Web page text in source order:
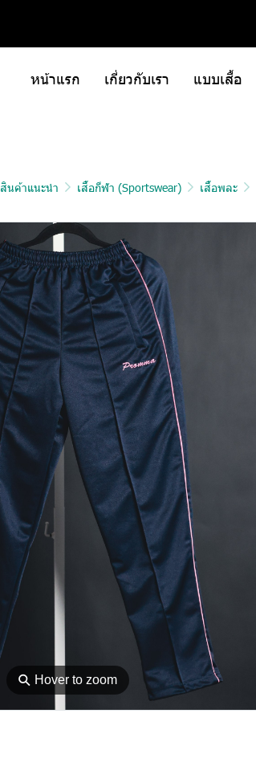
หน้าแรก เกี่ยวกับเรา แบบเสื้อ
สินค้าแนะนำ เสื้อกีฬา (Sportswear) เสื้อพละ
⚲ Hover to zoom